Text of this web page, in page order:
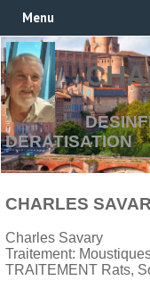
Menu
DERATISATION
CHARLES
Charles Savary
Traitement:
TRAITEMENT Rats,